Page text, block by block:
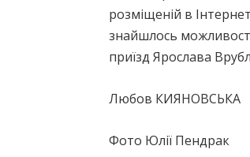
розміщеній в
знайшлось
приїзд Ярослава
Любов КИЯНОВСЬКА
Фото Юлії Пендрак